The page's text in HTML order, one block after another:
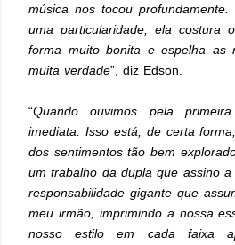
música nos tocou profundamente.
uma particularidade, ela costura
forma muito bonita e espelha as
muita verdade”, diz Edson.
“Quando ouvimos pela
imediata. Isso está, de certa
dos sentimentos tão bem
um trabalho da dupla que assino
responsabilidade gigante que
meu irmão, imprimindo a nossa
nosso estilo em cada faixa